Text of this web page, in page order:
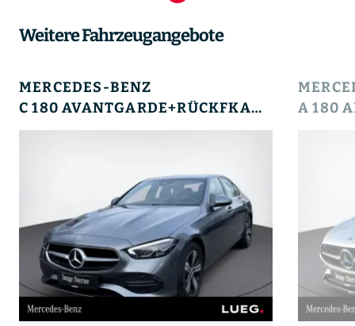
Weitere Fahrzeugangebote
MERCEDES-BENZ
C 180 AVANTGARDE+RÜCKFKAM+LENKRHZ+AMBIENTE+LED